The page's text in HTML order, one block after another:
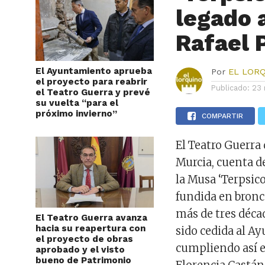
El Ayuntamiento aprueba
el proyecto para reabrir
el Teatro Guerra y prevé
su vuelta “para el
próximo invierno”
El Teatro Guerra avanza
hacia su reapertura con
el proyecto de obras
aprobado y el visto
bueno de Patrimonio
legado
Rafael
Por EL
Publicado: 23
COMPARTIR
El Teatro
Murcia, cuenta
la Musa
fundida en
más de tres
sido cedida al
cumpliendo así